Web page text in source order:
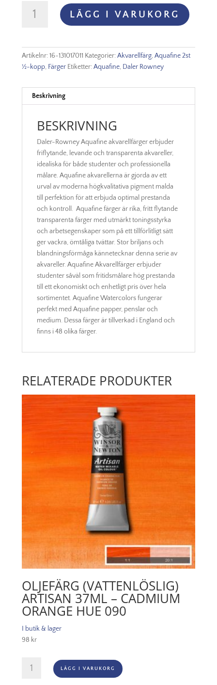
Watercolour
Ultramarine
Blue
Dark
LÄGG I VARUKORG
Artikelnr:16-131017011 Kategorier:Akvarellfärg,Aquafine 2st
½-kopp, Färger Etiketter:Aquafine, Daler Rowney
Beskrivning
BESKRIVNING
Daler-Rowney Aquafine akvarellfärger erbjuder
friflytande, levande och transparenta akvareller,
idealiska för både studenter och professionella
målare. Aquafine akvarellerna är gjorda av ett
urval av moderna högkvalitativa pigment malda
till perfektion för att erbjuda optimal prestanda
och kontroll. Aquafine färger är rika, fritt flytande
transparenta färger med utmärkt toningsstyrka
och arbetsegenskaper som på ett tillförlitligt sätt
ger vackra, ömtåliga tvättar. Stor briljans och
blandningsförmåga kännetecknar denna serie av
akvareller. Aquafine Akvarellfärger erbjuder
studenter såväl som fritidsmålare hög prestanda
till ett ekonomiskt och enhetligt pris över hela
sortimentet. Aquafine Watercolors fungerar
perfekt med Aquafine papper, penslar och
medium. Dessa färger är tillverkad i England och
finns i 48 olika färger.
RELATERADE PRODUKTER
OLJEFÄRG (VATTENLÖSLIG)
ARTISAN 37ML – CADMIUM
ORANGE HUE 090
I butik & lager
98 kr
(vattenlöslig)
LÄGG I VARUKORG